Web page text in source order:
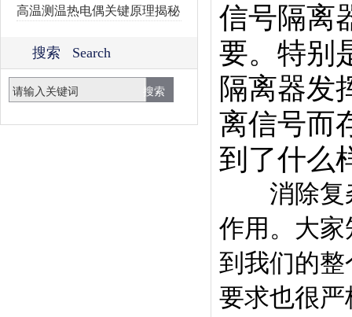
高温测温热电偶关键原理揭秘
搜索 Search
信号隔离
要。特别
隔离器发
离信号而
到了什么
消除复杂
作用。大
到我们的
要求也很